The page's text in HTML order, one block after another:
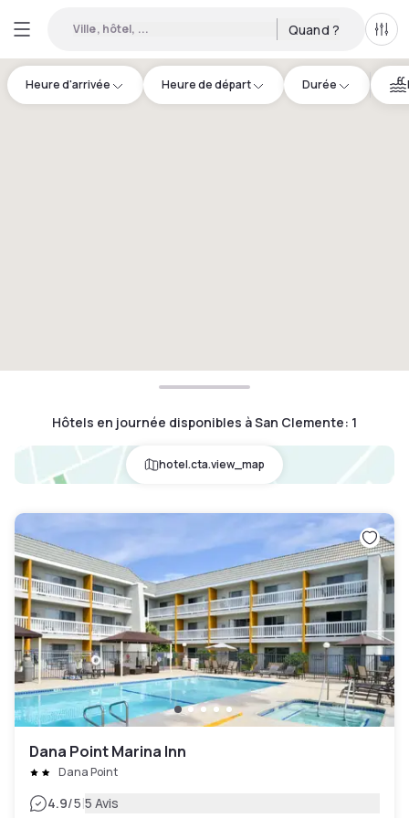
Ville, hôtel, ... Quand ?
Heure d'arrivée Heure de départ Durée
Hôtels en journée disponibles à San Clemente: 1
hotel.cta.view_map
Dana Point Marina Inn
Dana Point
4.9/5|5 Avis